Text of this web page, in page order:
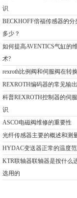
识
BECKHOFF倍福传感器的分类
多少？
如何提高AVENTICS气缸的
术?
rexroth比例阀和伺服阀在转
REXROTH编码器的常见输
科普REXROTH控制器的伺
识
ASCO电磁阀维修的重要性
光纤传感器主要的概述和测
HYDAC变送器正常的温度
KTR联轴器联轴器是按什么
选用的